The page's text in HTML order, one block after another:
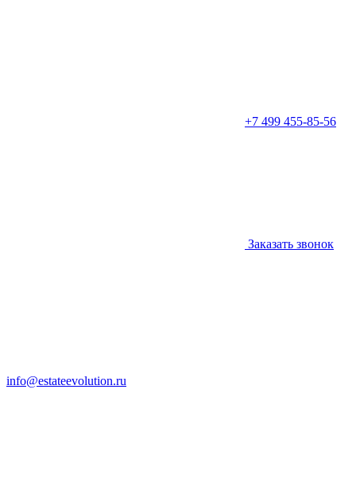
+7 499 455-85-56
Заказать звонок
info@estateevolution.ru